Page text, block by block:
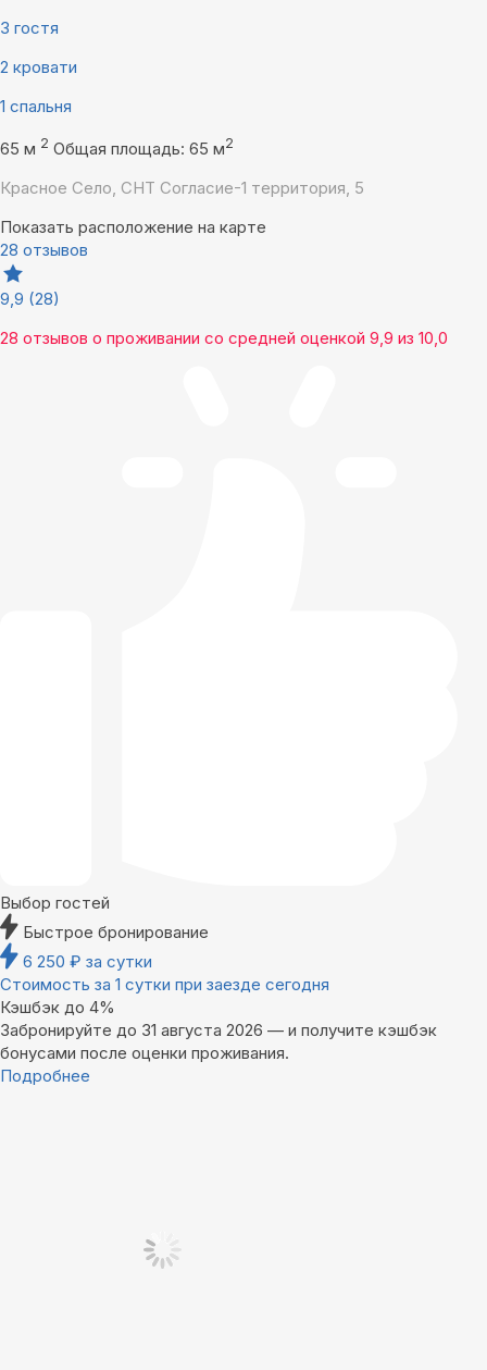
3 гостя
2 кровати
1 спальня
65 м 2 Общая площадь: 65 м2
Красное Село, СНТ Согласие-1 территория, 5
Показать расположение на карте
28 отзывов
9,9 (28)
28 отзывов о проживании со средней оценкой 9,9 из 10,0
Выбор гостей
Быстрое бронирование
6 250 ₽ за сутки
Стоимость за 1 сутки при заезде сегодня
Кэшбэк до 4%
Забронируйте до 31 августа 2026 — и получите кэшбэк
бонусами после оценки проживания.
Подробнее